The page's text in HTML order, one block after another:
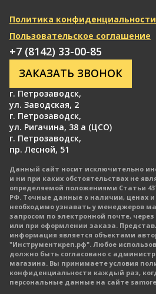
Политика конфиденциальности
Пользовательское соглашение
г. Петрозаводск,
ул. Заводская, 2
г. Петрозаводск,
ул. Ригачина, 38 а (ЦСО)
г. Петрозаводск,
пр. Лесной, 51
+7 (8142) 33-00-85
ЗАКАЗАТЬ ЗВОНОК
Данный сайт носит исключительно
и ни при каких обстоятельствах не
определяемой положениями Статьи
РФ. Точные данные о наличии, ценах и
необходимо узнавать у менеджеров
запросом по электронной почте,
или при оформлении заказа.
информация является объектами
"Инструменткреп.рф". Любое
должно быть согласовано с
магазина. Вы принимаете условия
конфиденциальности каждый раз,
персональные данные на сайте